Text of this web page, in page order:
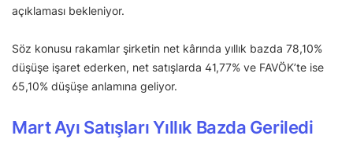
açıklaması bekleniyor.
Söz konusu rakamlar şirketin net kârında yıllık bazda 78,10%
düşüşe işaret ederken, net satışlarda 41,77% ve FAVÖK’te ise
65,10% düşüşe anlamına geliyor.
Mart Ayı Satışları Yıllık Bazda Geriledi